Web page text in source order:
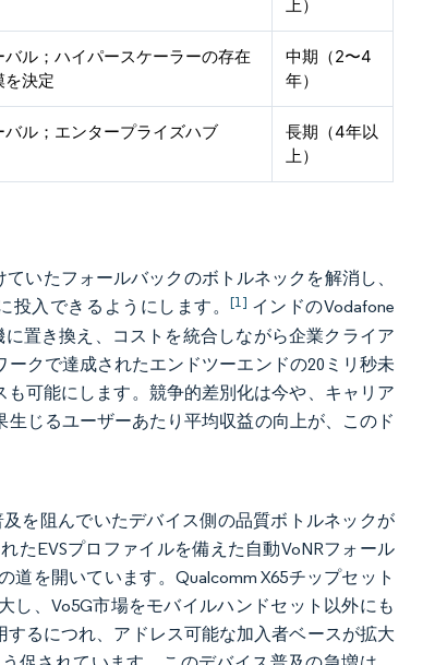
上）
バル；ハイパースケーラーの存在
を決定
中期（2〜4
年）
バル；エンタープライズハブ
長期（4年以
上）
いたフォールバックのボトルネックを解消し、
投入できるようにします。[1] インドのVodafone
置き換え、コストを統合しながら企業クライア
クで達成されたエンドツーエンドの20ミリ秒未
可能にします。競争的差別化は今や、キャリア
じるユーザーあたり平均収益の向上が、このド
を阻んでいたデバイス側の品質ボトルネックが
たEVSプロファイルを備えた自動VoNRフォール
を開いています。Qualcomm X65チップセット
し、Vo5G市場をモバイルハンドセット以外にも
るにつれ、アドレス可能な加入者ベースが拡大